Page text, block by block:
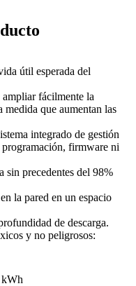
útil esperada del
fácilmente la
medida que aumentan las
integrado de gestión
firmware ni
sin precedentes del 98%
la pared en un espacio
de descarga.
y no peligrosos: